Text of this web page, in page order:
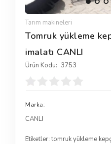
Tarım makineleri
Tomruk yükleme
imalatı CANLI
Ürün Kodu: 3753
Marka:
CANLI
Etiketler:tomruk yükleme